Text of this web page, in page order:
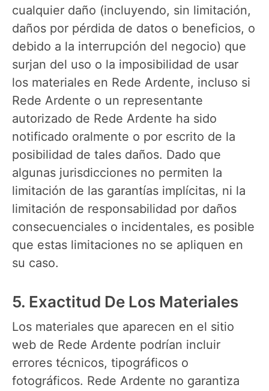
cualquier daño (incluyendo, sin limitación,
daños por pérdida de datos o beneficios, o
debido a la interrupción del negocio) que
surjan del uso o la imposibilidad de usar
los materiales en Rede Ardente, incluso si
Rede Ardente o un representante
autorizado de Rede Ardente ha sido
notificado oralmente o por escrito de la
posibilidad de tales daños. Dado que
algunas jurisdicciones no permiten la
limitación de las garantías implícitas, ni la
limitación de responsabilidad por daños
consecuenciales o incidentales, es posible
que estas limitaciones no se apliquen en
su caso.
5. Exactitud De Los Materiales
Los materiales que aparecen en el sitio
web de Rede Ardente podrían incluir
errores técnicos, tipográficos o
fotográficos. Rede Ardente no garantiza